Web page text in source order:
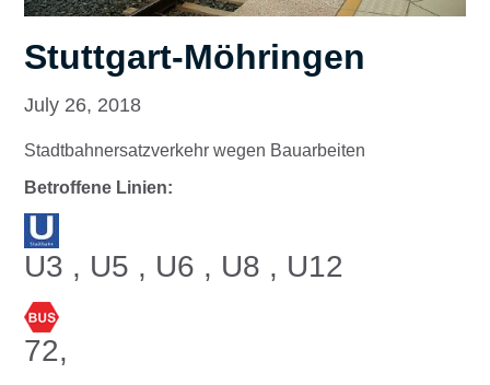
Stuttgart-Möhringen
July 26, 2018
Stadtbahnersatzverkehr wegen Bauarbeiten
Betroffene Linien:
U3 , U5 , U6 , U8 , U12
72,